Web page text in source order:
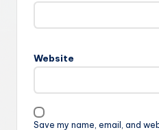
Website
Save my name, email, and